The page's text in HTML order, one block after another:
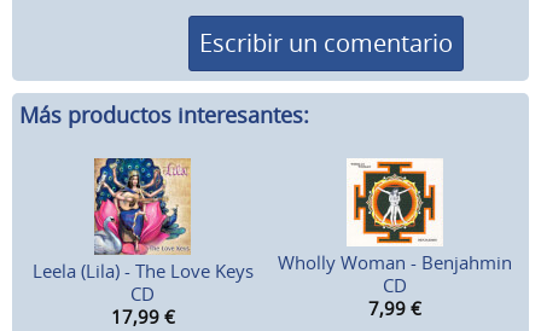
Escribir un comentario
Más productos interesantes:
Leela (Lila) - The Love Keys
CD
17,99 €
Wholly Woman - Benjahmin
CD
7,99 €